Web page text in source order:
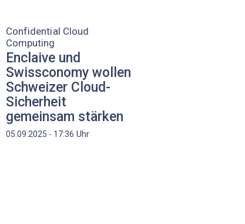
Confidential Cloud
Computing
Enclaive und
Swissconomy wollen
Schweizer Cloud-
Sicherheit
gemeinsam stärken
05.09.2025 - 17:36 Uhr